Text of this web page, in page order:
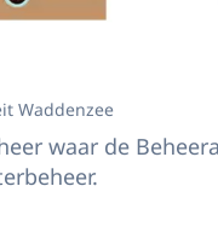
Waddenzee
waar de